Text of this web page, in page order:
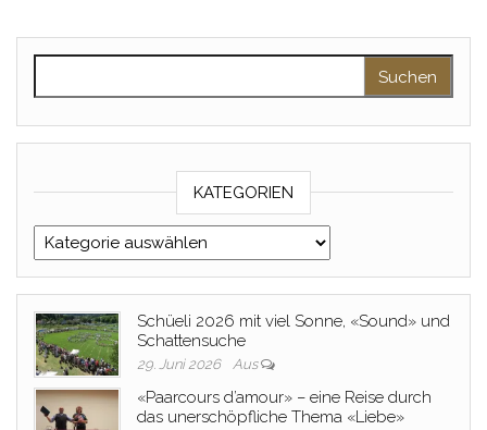
KATEGORIEN
Kategorien
Schüeli 2026 mit viel Sonne, «Sound» und
Schattensuche
29. Juni 2026 Aus
«Paarcours d’amour» – eine Reise durch
das unerschöpfliche Thema «Liebe»